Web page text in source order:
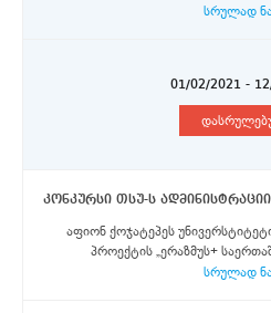
სრულად
01/02/2021 -
აფიონ ქოჯატეპეს
პროექტის „ერაზმუს+
სრულად